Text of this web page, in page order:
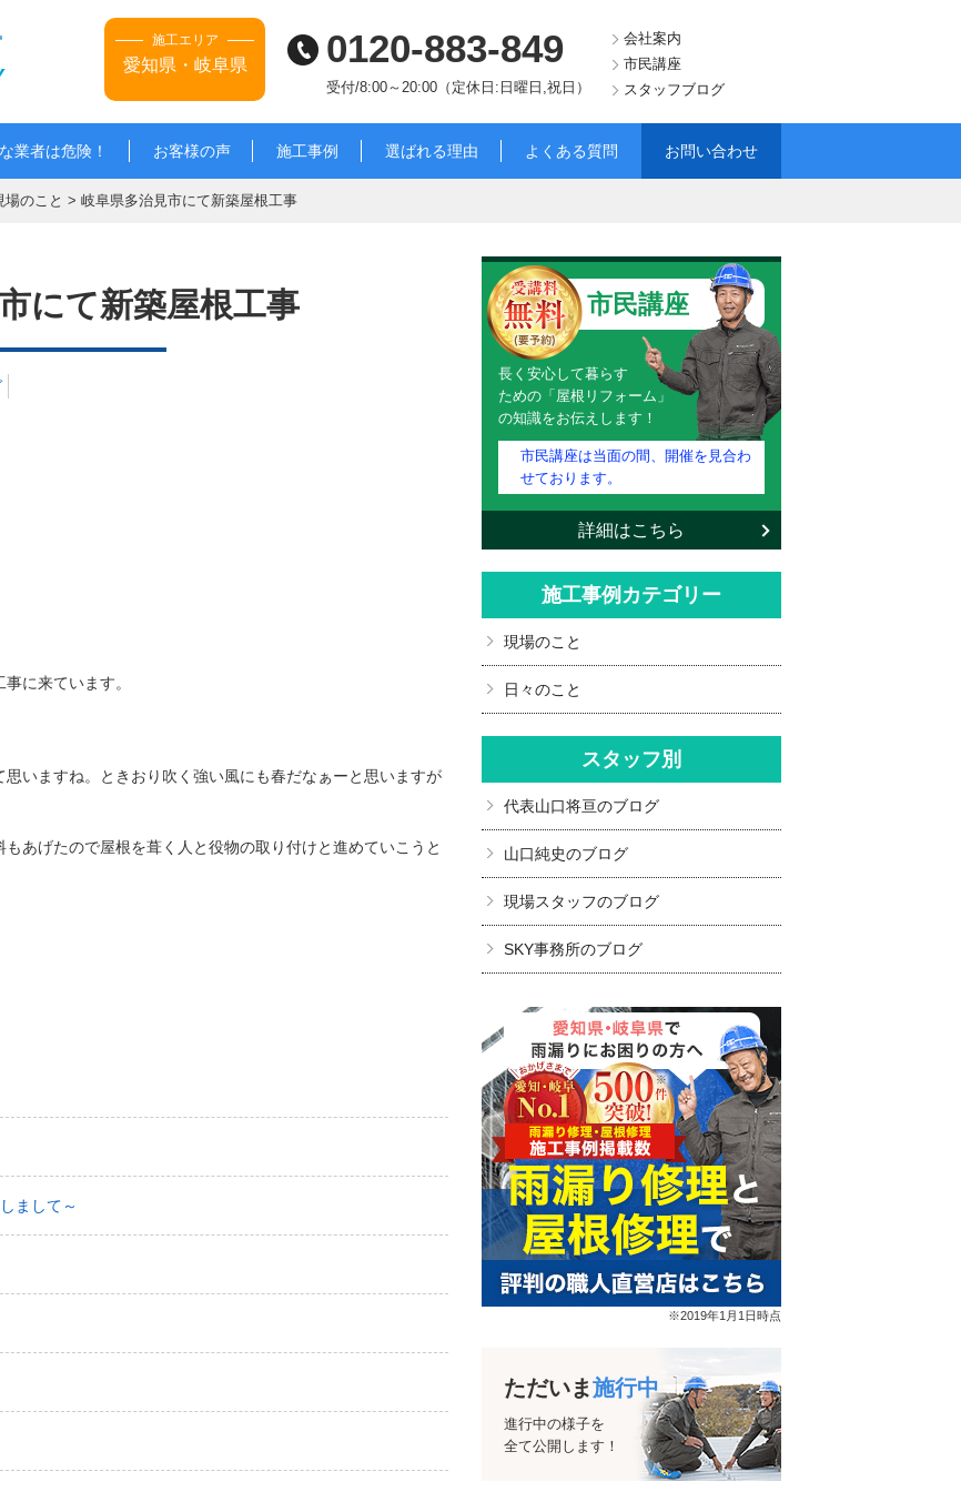
施工エリア
愛知県・岐阜県 0120-883-849
受付/8:00～20:00（定休日:日曜日,祝日）
会社案内
市民講座
スタッフブログ
業者は危険！ お客様の声 施工事例 選ばれる理由 よくある質問 お問い合わせ
場のこと > 岐阜県多治見市にて新築屋根工事
にて新築屋根工事
に来ています。
いますね。ときおり吹く強い風にも春だなぁーと思いますが
あげたので屋根を葺く人と役物の取り付けと進めていこうと
まして～
市民講座
長く安心して暮らす
ための「屋根リフォーム」
の知識をお伝えします！
市民講座は当面の間、開催を見合わ
せております。
詳細はこちら
施工事例カテゴリー
現場のこと
日々のこと
スタッフ別
代表山口将亘のブログ
山口純史のブログ
現場スタッフのブログ
SKY事務所のブログ
※2019年1月1日時点
ただいま施行中
進行中の様子を
全て公開します！